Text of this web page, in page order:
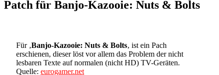
Patch für Banjo-Kazooie: Nuts & Bolts
Für ‚Banjo-Kazooie: Nuts & Bolts‚ ist ein Pach
erschienen, dieser löst vor allem das Problem der nicht
lesbaren Texte auf normalen (nicht HD) TV-Geräten.
Quelle: eurogamer.net